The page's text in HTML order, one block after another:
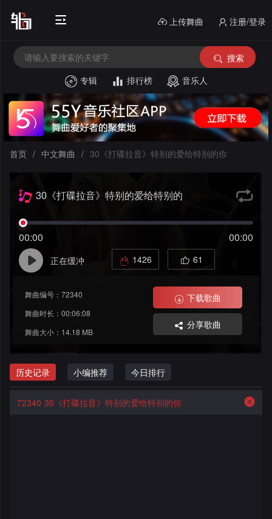
上传舞曲 注册/登录
搜索
专辑
排行榜 音乐人
音
House
文
舞
曲
首页 / 中文舞曲 / 30《打碟拉音》特别的爱给特别的你
1426 61
30《打碟拉音》特别的爱给特别的
00:00 00:00
正在缓冲
舞曲编号：72340
舞曲时长：00:06:08
舞曲大小：14.18 MB
下载歌曲
分享歌曲
历史记录 小编推荐 今日排行
72340 30《打碟拉音》特别的爱给特别的你